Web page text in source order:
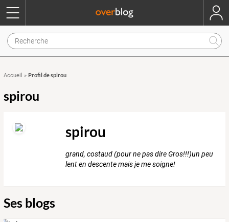
Accueil » Profil de spirou
spirou
spirou
grand, costaud (pour ne pas dire Gros!!!)un peu
lent en descente mais je me soigne!
Ses blogs